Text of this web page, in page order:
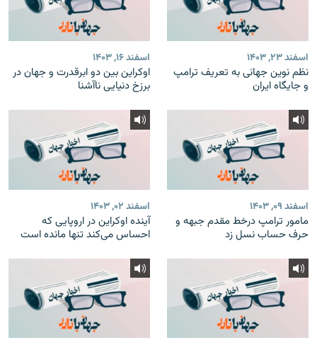
اسفند ۲۳, ۱۴۰۳
نظم نوین جهانی به تعریف ترامپ
و جایگاه ایران
اسفند ۱۶, ۱۴۰۳
اوکراین بین دو ابرقدرت و جهان در
برزخ دنیایی ناآشنا
اسفند ۰۹, ۱۴۰۳
مامور ترامپ درخط مقدم جبهه و
حرف حساب نسل زد
اسفند ۰۲, ۱۴۰۳
آینده اوکراین در اروپایی که
احساس می‌کند تنها مانده است